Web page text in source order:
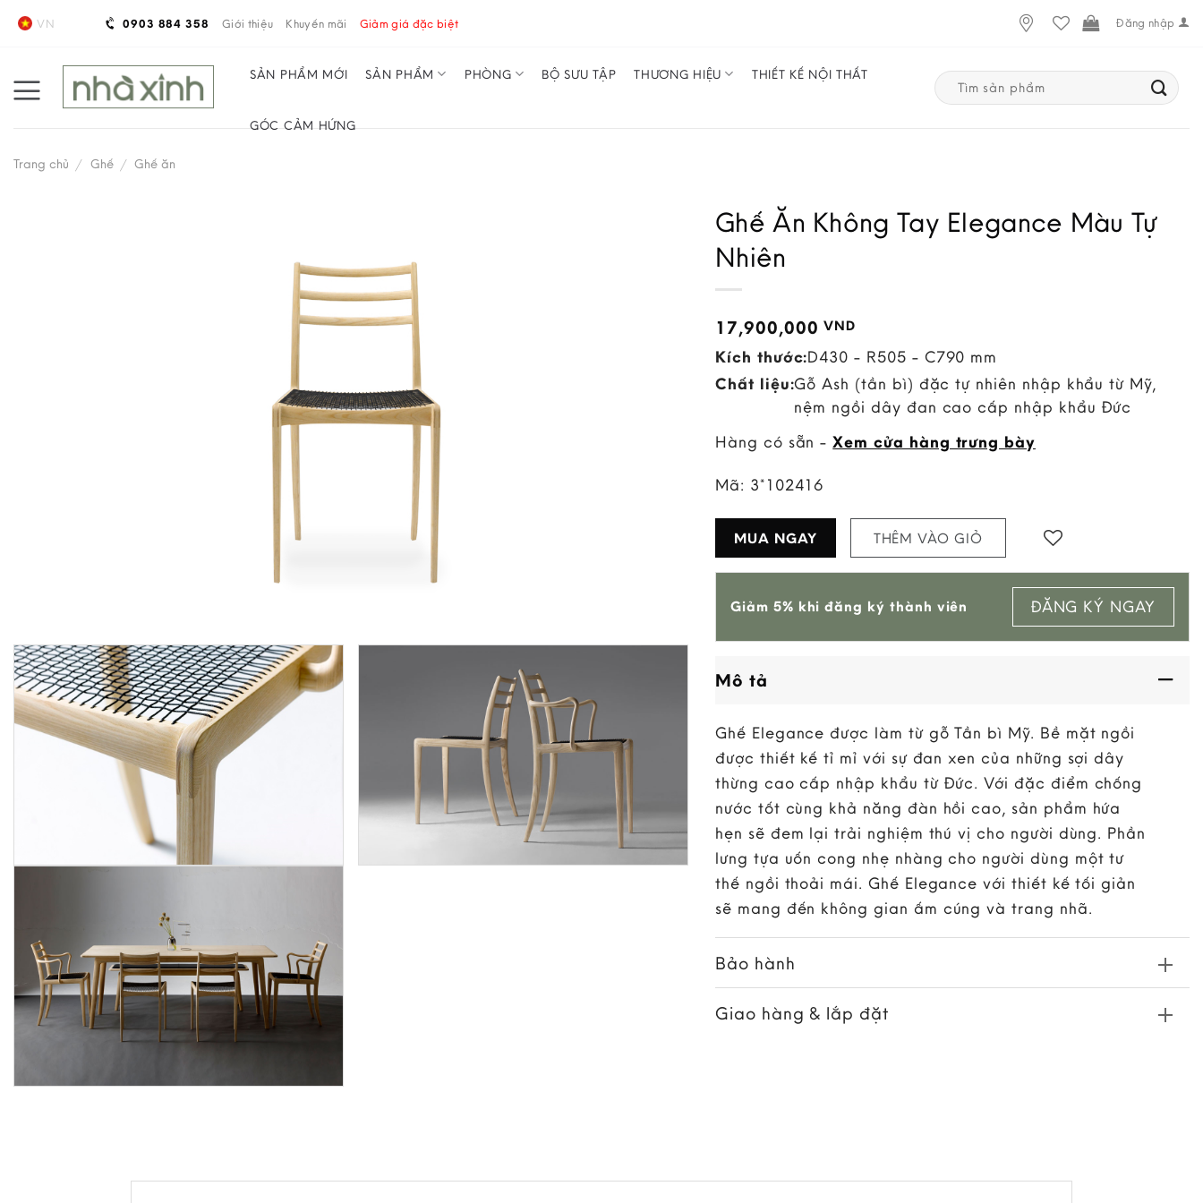
Skip
VN 0903 884 358 Giới thiệu Khuyến mãi Giảm giá đặc biệt Đăng nhập
SẢN PHẨM MỚI SẢN PHẨM PHÒNG BỘ SƯU TẬP THƯƠNG HIỆU THIẾT KẾ NỘI THẤT
GÓC CẢM HỨNG
Search
for:
Trang chủ / Ghế / Ghế ăn
Ghế Ăn Không Tay Elegance Màu Tự
Nhiên
17,900,000VND
Kích thước:D430 - R505 - C790 mm
Chất liệu:Gỗ Ash (tần bì) đặc tự nhiên nhập khẩu từ Mỹ,
nệm ngồi dây đan cao cấp nhập khẩu Đức
Hàng có sẵn -Xem cửa hàng trưng bày
Mã: 3*102416
MUA NGAY THÊM VÀO GIỎ
Add to
Giảm 5% khi đăng ký thành viên ĐĂNG KÝ NGAY
Mô tả
Ghế Elegance được làm từ gỗ Tần bì Mỹ. Bề mặt ngồi
được thiết kế tỉ mỉ với sự đan xen của những sợi dây
thừng cao cấp nhập khẩu từ Đức. Với đặc điểm chống
nước tốt cùng khả năng đàn hồi cao, sản phẩm hứa
hẹn sẽ đem lại trải nghiệm thú vị cho người dùng. Phần
lưng tựa uốn cong nhẹ nhàng cho người dùng một tư
thế ngồi thoải mái. Ghế Elegance với thiết kế tối giản
sẽ mang đến không gian ấm cúng và trang nhã.
Bảo hành
Giao hàng & lắp đặt